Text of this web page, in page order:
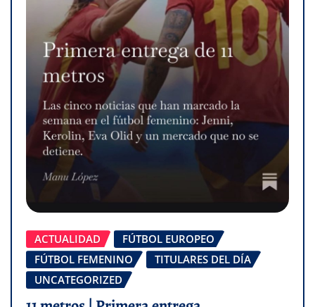
ACTUALIDAD
FÚTBOL EUROPEO
FÚTBOL FEMENINO
TITULARES DEL DÍA
UNCATEGORIZED